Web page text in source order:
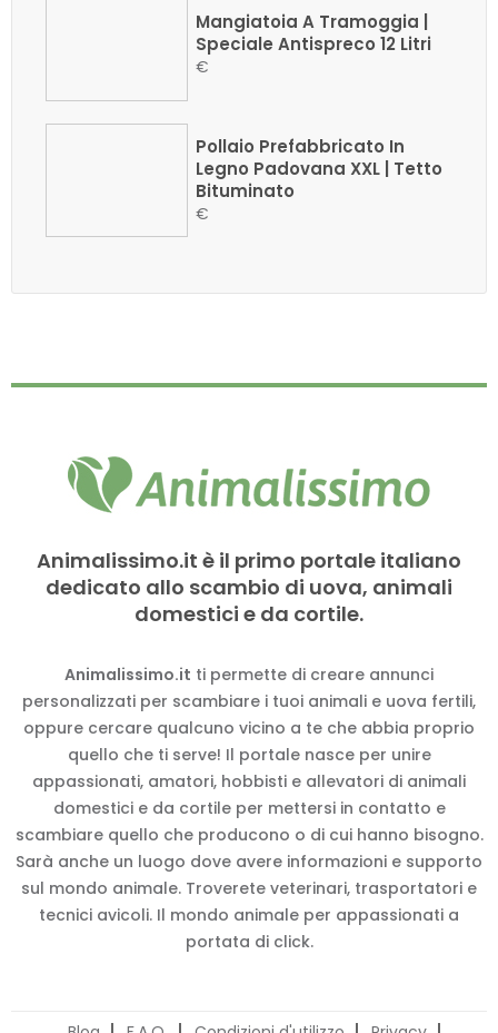
Mangiatoia A Tramoggia |
Speciale Antispreco 12 Litri
€
Pollaio Prefabbricato In
Legno Padovana XXL | Tetto
Bituminato
€
Animalissimo.it è il primo portale italiano
dedicato allo scambio di uova, animali
domestici e da cortile.
Animalissimo.it ti permette di creare annunci
personalizzati per scambiare i tuoi animali e uova fertili,
oppure cercare qualcuno vicino a te che abbia proprio
quello che ti serve! Il portale nasce per unire
appassionati, amatori, hobbisti e allevatori di animali
domestici e da cortile per mettersi in contatto e
scambiare quello che producono o di cui hanno bisogno.
Sarà anche un luogo dove avere informazioni e supporto
sul mondo animale. Troverete veterinari, trasportatori e
tecnici avicoli. Il mondo animale per appassionati a
portata di click.